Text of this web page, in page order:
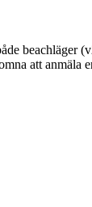
beachläger
att anmäla